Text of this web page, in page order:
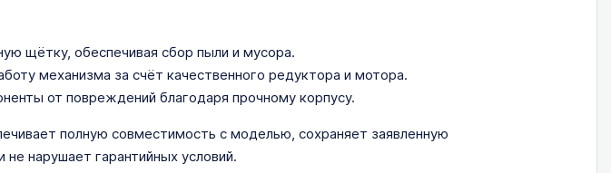
щётку, обеспечивая сбор пыли и мусора.
механизма за счёт качественного редуктора и мотора.
от повреждений благодаря прочному корпусу.
полную совместимость с моделью, сохраняет заявленную
нарушает гарантийных условий.